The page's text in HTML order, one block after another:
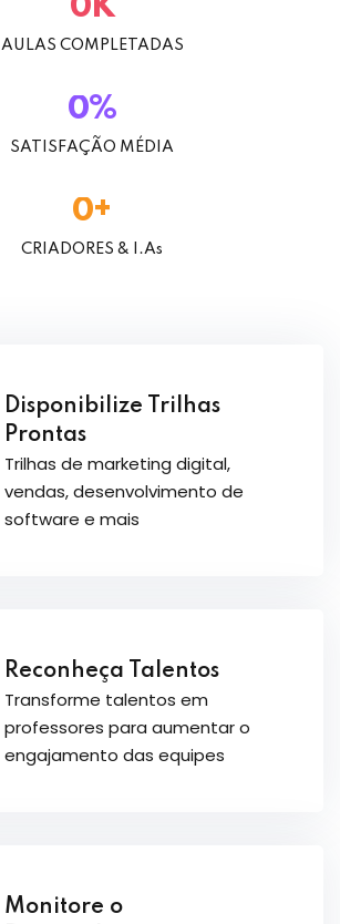
0K
AULAS COMPLETADAS
0%
SATISFAÇÃO MÉDIA
0+
CRIADORES & I.As
Disponibilize Trilhas
Prontas
Trilhas de marketing digital,
vendas, desenvolvimento de
software e mais
Reconheça Talentos
Transforme talentos em
professores para aumentar o
engajamento das equipes
Monitore o